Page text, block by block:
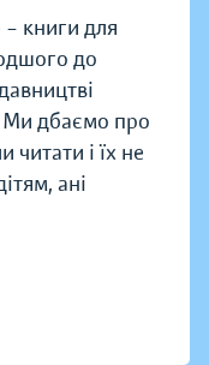
книги для
до
Ми дбаємо про
і їх не
ані